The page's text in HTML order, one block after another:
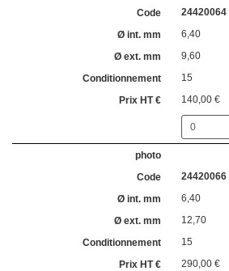
24420064
6,40
9,60
15
140,00 €
24420066
6,40
12,70
15
290,00 €